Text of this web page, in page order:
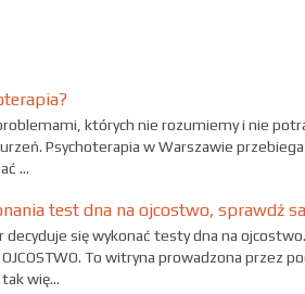
których nie rozumiemy i nie
Psychoterapia w Warszawie
...
test dna na ojcostwo, sprawdź
decyduje się wykonać testy dna na
To witryna prowadzona przez
wię...